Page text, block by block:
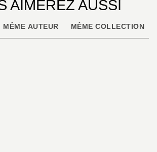
AIMEREZ AUSSI
MÊME AUTEUR MÊME COLLECTION